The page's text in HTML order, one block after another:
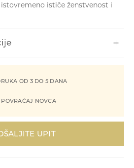
OD 3 DO 5 DANA
NOVCA
ističe ženstvenost i
UPIT